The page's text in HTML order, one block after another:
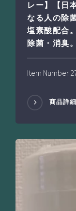
レー】【日
なる人の除
塩素酸配合
除菌・消臭
Item Number
商品詳細